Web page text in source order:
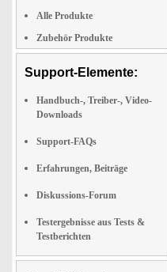
Alle Produkte
Zubehör Produkte
Support-Elemente:
Handbuch-, Treiber-, Video-
Downloads
Support-FAQs
Erfahrungen, Beiträge
Diskussions-Forum
Testergebnisse aus Tests &
Testberichten